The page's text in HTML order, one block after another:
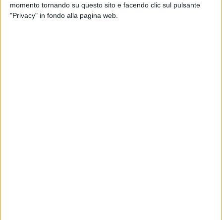
momento tornando su questo sito e facendo clic sul pulsante
"Privacy" in fondo alla pagina web.
Daniele Verderio